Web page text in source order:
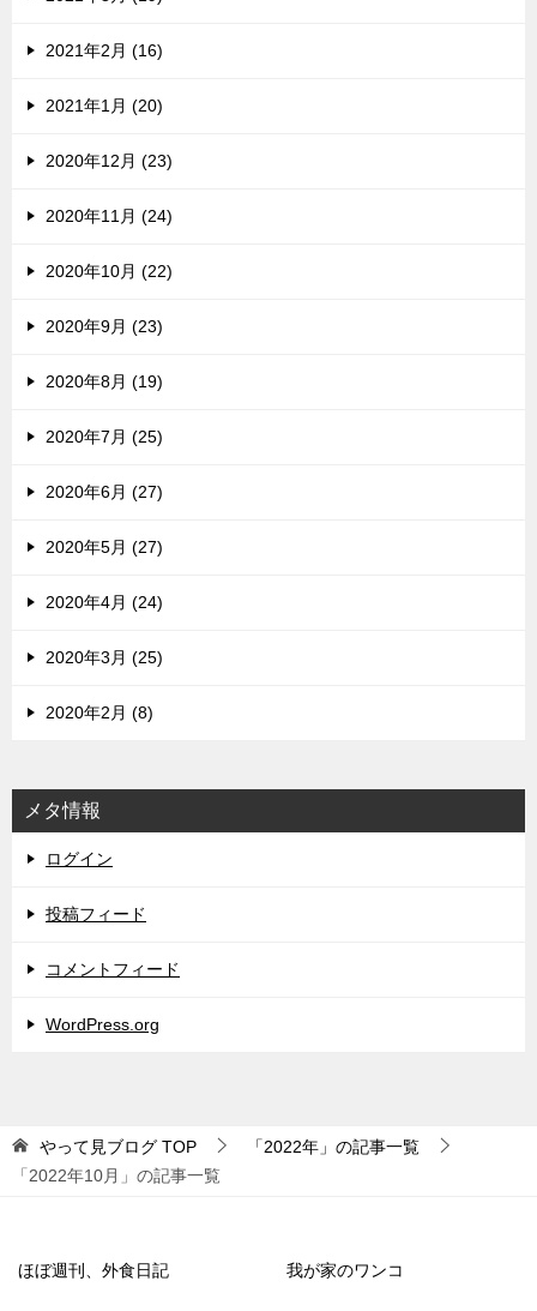
2021年2月 (16)
2021年1月 (20)
2020年12月 (23)
2020年11月 (24)
2020年10月 (22)
2020年9月 (23)
2020年8月 (19)
2020年7月 (25)
2020年6月 (27)
2020年5月 (27)
2020年4月 (24)
2020年3月 (25)
2020年2月 (8)
メタ情報
ログイン
投稿フィード
コメントフィード
WordPress.org
やって見ブログ TOP
「2022年」の記事一覧
「2022年10月」の記事一覧
ほぼ週刊、外食日記 我が家のワンコ